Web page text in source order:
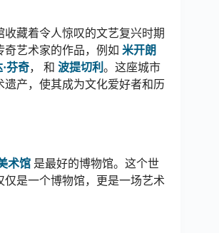
收藏着令人惊叹的文艺复兴时期
奇艺术家的作品，例如 米开朗
芬奇， 和 波提切利 。这座城市
遗产，使其成为文化爱好者和历
术馆 是最好的博物馆。这个世
仅是一个博物馆，更是一场艺术